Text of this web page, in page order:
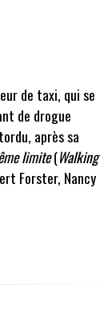
de taxi, qui se
de drogue
après sa
limite(Walking
Forster, Nancy